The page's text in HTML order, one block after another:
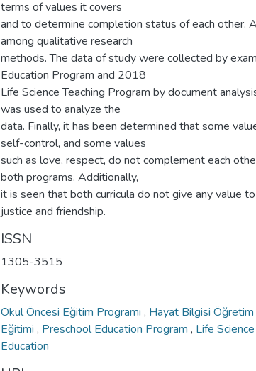
terms of values it covers
and to determine completion status of each other.
among qualitative research
methods. The data of study were collected by
Education Program and 2018
Life Science Teaching Program by document
was used to analyze the
data. Finally, it has been determined that some
self-control, and some values
such as love, respect, do not complement each
both programs. Additionally,
it is seen that both curricula do not give any value
justice and friendship.
ISSN
1305-3515
Keywords
Okul Öncesi Eğitim Programı , Hayat Bilgisi Öğretim
Eğitimi , Preschool Education Program , Life
Education